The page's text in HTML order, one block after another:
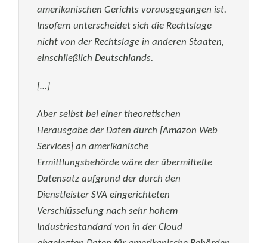
amerikanischen Gerichts vorausgegangen ist.
Insofern unterscheidet sich die Rechtslage
nicht von der Rechtslage in anderen Staaten,
einschließlich Deutschlands.
[…]
Aber selbst bei einer theoretischen
Herausgabe der Daten durch [Amazon Web
Services] an amerikanische
Ermittlungsbehörde wäre der übermittelte
Datensatz aufgrund der durch den
Dienstleister SVA eingerichteten
Verschlüsselung nach sehr hohem
Industriestandard von in der Cloud